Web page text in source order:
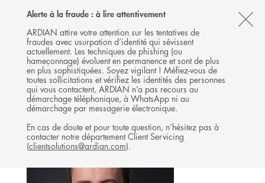
Alerte à la fraude : à lire attentivement
ARDIAN attire votre attention sur les tentatives de
fraudes avec usurpation d’identité qui sévissent
actuellement. Les techniques de phishing (ou
hameçonnage) évoluent en permanence et sont de plus
en plus sophistiquées. Soyez vigilant ! Méfiez-vous de
toutes sollicitations et vérifiez les identités des personnes
qui vous contactent, ARDIAN n’a pas recours au
démarchage téléphonique, à WhatsApp ni au
démarchage par messagerie électronique.
En cas de doute et pour toute question, n’hésitez pas à
contacter notre département Client Servicing
(clientsolutions@ardian.com).
Follow
Ardian
on
X
Follow
Ardian
on
LinkedIn
Follow
Ardian
on
YouTube
Ardian
on
Jobs
on
LinkedIn
MENU
L'ÉQUIPE
GROWTH